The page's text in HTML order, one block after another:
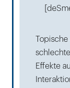
Effekte